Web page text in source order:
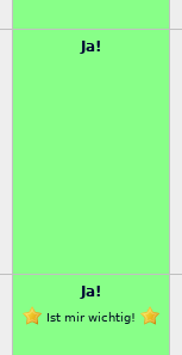
Ja!
Ja!
Ist mir wichtig!